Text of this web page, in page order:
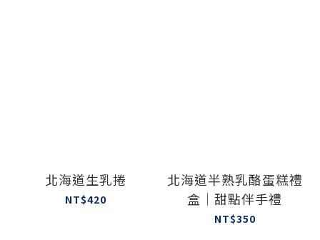
北海道生乳捲
NT$420
北海道半熟乳酪蛋糕禮
盒｜甜點伴手禮
NT$350